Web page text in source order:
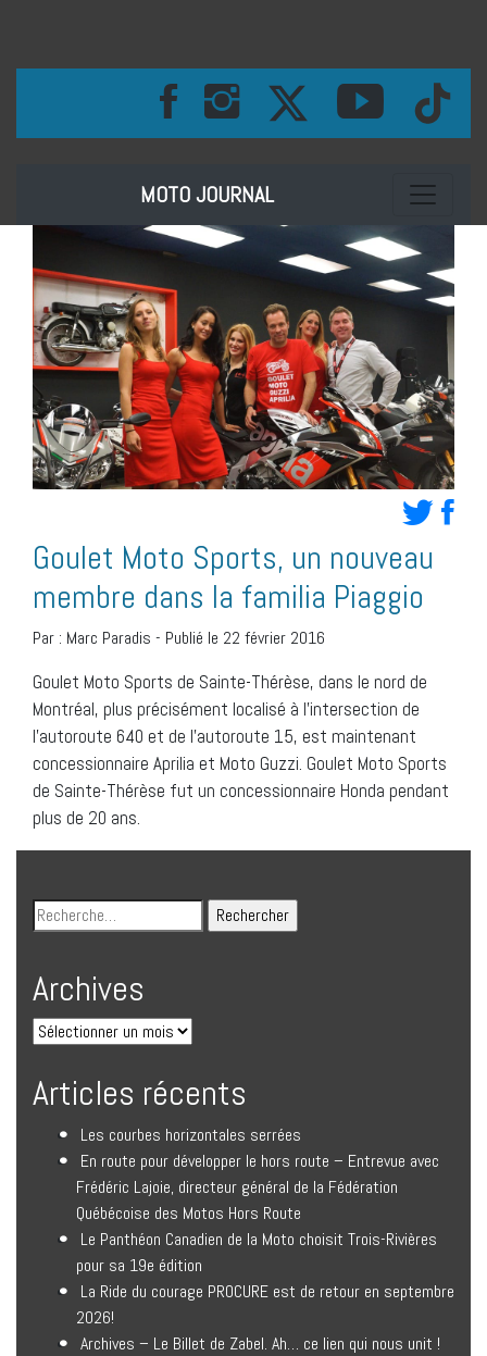
MOTO JOURNAL Toggle
Goulet Moto Sports, un nouveau
membre dans la familia Piaggio
Par : Marc Paradis - Publié le 22 février 2016
Goulet Moto Sports de Sainte-Thérèse, dans le nord de
Montréal, plus précisément localisé à l’intersection de
l’autoroute 640 et de l’autoroute 15, est maintenant
concessionnaire Aprilia et Moto Guzzi. Goulet Moto Sports
de Sainte-Thérèse fut un concessionnaire Honda pendant
plus de 20 ans.
Archives
Articles récents
Les courbes horizontales serrées
En route pour développer le hors route – Entrevue avec
Frédéric Lajoie, directeur général de la Fédération
Québécoise des Motos Hors Route
Le Panthéon Canadien de la Moto choisit Trois-Rivières
pour sa 19e édition
La Ride du courage PROCURE est de retour en septembre
2026!
Archives – Le Billet de Zabel. Ah… ce lien qui nous unit !